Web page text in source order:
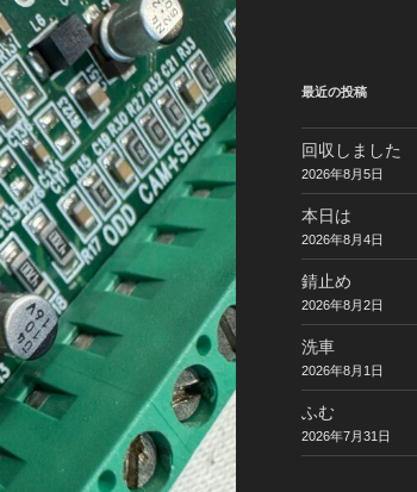
最近の投稿
回収しました
2026年8月5日
本日は
2026年8月4日
錆止め
2026年8月2日
洗車
2026年8月1日
ふむ
2026年7月31日